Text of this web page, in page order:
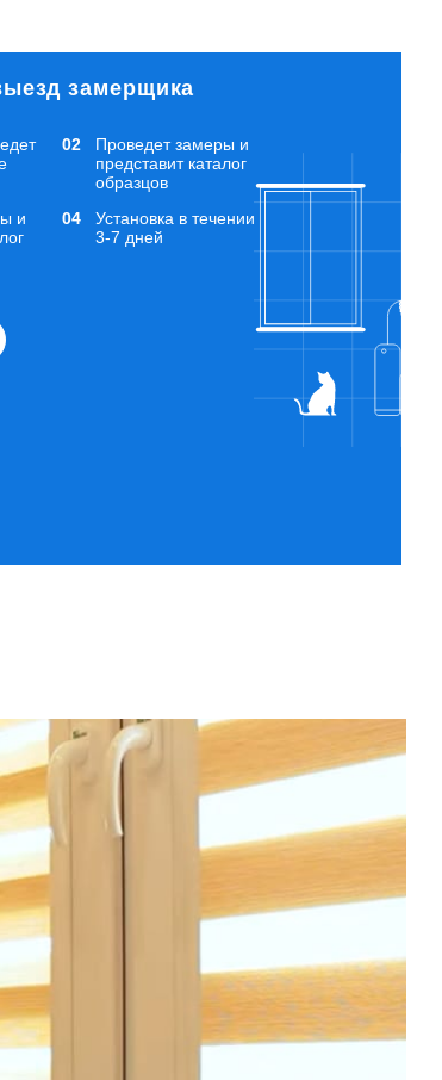
замерщика
Проведет замеры и
представит каталог
образцов
и
Установка в течении
3-7 дней